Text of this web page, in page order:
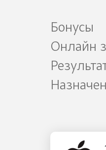
Бонусы
Онлайн